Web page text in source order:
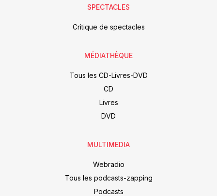
SPECTACLES
Critique de spectacles
MÉDIATHÈQUE
Tous les CD-Livres-DVD
CD
Livres
DVD
MULTIMEDIA
Webradio
Tous les podcasts-zapping
Podcasts